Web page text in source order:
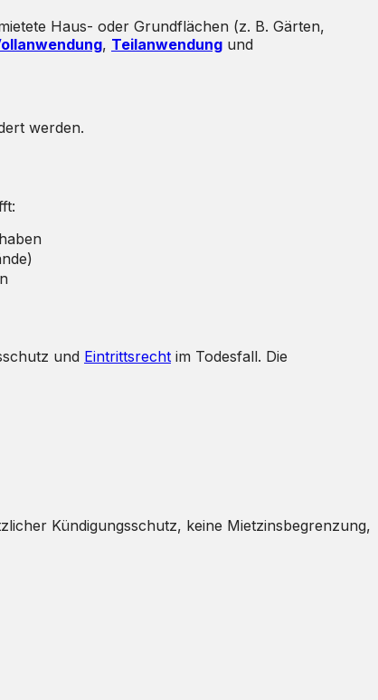
Haus- oder Grundflächen (z. B. Gärten,
, Teilanwendung und
werden.
und Eintrittsrecht im Todesfall. Die
Kündigungsschutz, keine Mietzinsbegrenzung,